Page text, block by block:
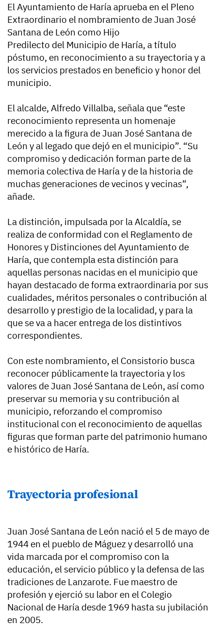
El Ayuntamiento de Haría aprueba en el Pleno
Extraordinario el nombramiento de Juan José
Santana de León como Hijo
Predilecto del Municipio de Haría, a título
póstumo, en reconocimiento a su trayectoria y a
los servicios prestados en beneficio y honor del
municipio.
El alcalde, Alfredo Villalba, señala que “este
reconocimiento representa un homenaje
merecido a la figura de Juan José Santana de
León y al legado que dejó en el municipio”. “Su
compromiso y dedicación forman parte de la
memoria colectiva de Haría y de la historia de
muchas generaciones de vecinos y vecinas”,
añade.
La distinción, impulsada por la Alcaldía, se
realiza de conformidad con el Reglamento de
Honores y Distinciones del Ayuntamiento de
Haría, que contempla esta distinción para
aquellas personas nacidas en el municipio que
hayan destacado de forma extraordinaria por sus
cualidades, méritos personales o contribución al
desarrollo y prestigio de la localidad, y para la
que se va a hacer entrega de los distintivos
correspondientes.
Con este nombramiento, el Consistorio busca
reconocer públicamente la trayectoria y los
valores de Juan José Santana de León, así como
preservar su memoria y su contribución al
municipio, reforzando el compromiso
institucional con el reconocimiento de aquellas
figuras que forman parte del patrimonio humano
e histórico de Haría.
Trayectoria profesional
Juan José Santana de León nació el 5 de mayo de
1944 en el pueblo de Máguez y desarrolló una
vida marcada por el compromiso con la
educación, el servicio público y la defensa de las
tradiciones de Lanzarote. Fue maestro de
profesión y ejerció su labor en el Colegio
Nacional de Haría desde 1969 hasta su jubilación
en 2005.